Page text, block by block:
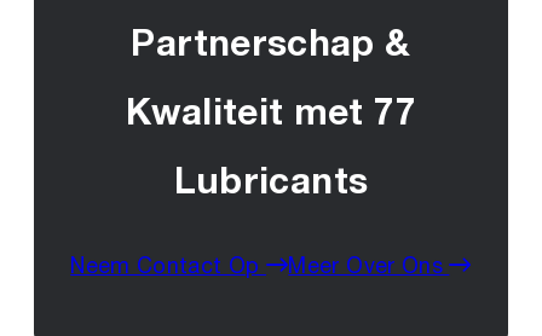
Partnerschap &
Kwaliteit met 77
Lubricants
Neem Contact Op Meer Over Ons